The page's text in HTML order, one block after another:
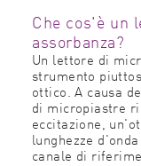
Che cos'è un
assorbanza?
Un lettore di
strumento
ottico. A causa
di micropiastre
eccitazione,
lunghezze
canale di